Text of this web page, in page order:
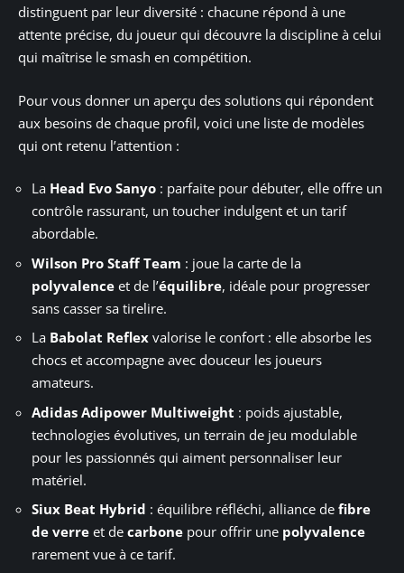
distinguent par leur diversité : chacune répond à une
attente précise, du joueur qui découvre la discipline à celui
qui maîtrise le smash en compétition.
Pour vous donner un aperçu des solutions qui répondent
aux besoins de chaque profil, voici une liste de modèles
qui ont retenu l’attention :
La Head Evo Sanyo : parfaite pour débuter, elle offre un
contrôle rassurant, un toucher indulgent et un tarif
abordable.
Wilson Pro Staff Team : joue la carte de la
polyvalence et de l’équilibre, idéale pour progresser
sans casser sa tirelire.
La Babolat Reflex valorise le confort : elle absorbe les
chocs et accompagne avec douceur les joueurs
amateurs.
Adidas Adipower Multiweight : poids ajustable,
technologies évolutives, un terrain de jeu modulable
pour les passionnés qui aiment personnaliser leur
matériel.
Siux Beat Hybrid : équilibre réfléchi, alliance de fibre
de verre et de carbone pour offrir une polyvalence
rarement vue à ce tarif.